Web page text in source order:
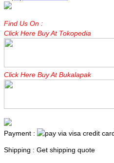
Find Us On :
Click Here Buy At Tokopedia
Click Here Buy At Bukalapak
Payment :
Shipping : Get shipping quote